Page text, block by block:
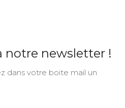
notre newsletter !
dans votre boite mail un